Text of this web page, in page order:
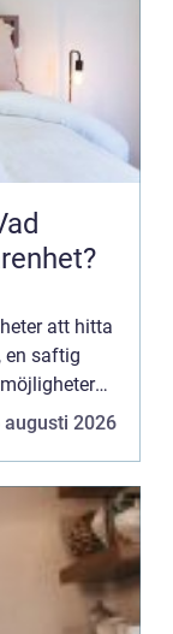
att hitta
en saftig
av den
augusti 2026